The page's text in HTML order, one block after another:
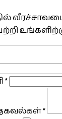
*
தகவல்கள்*